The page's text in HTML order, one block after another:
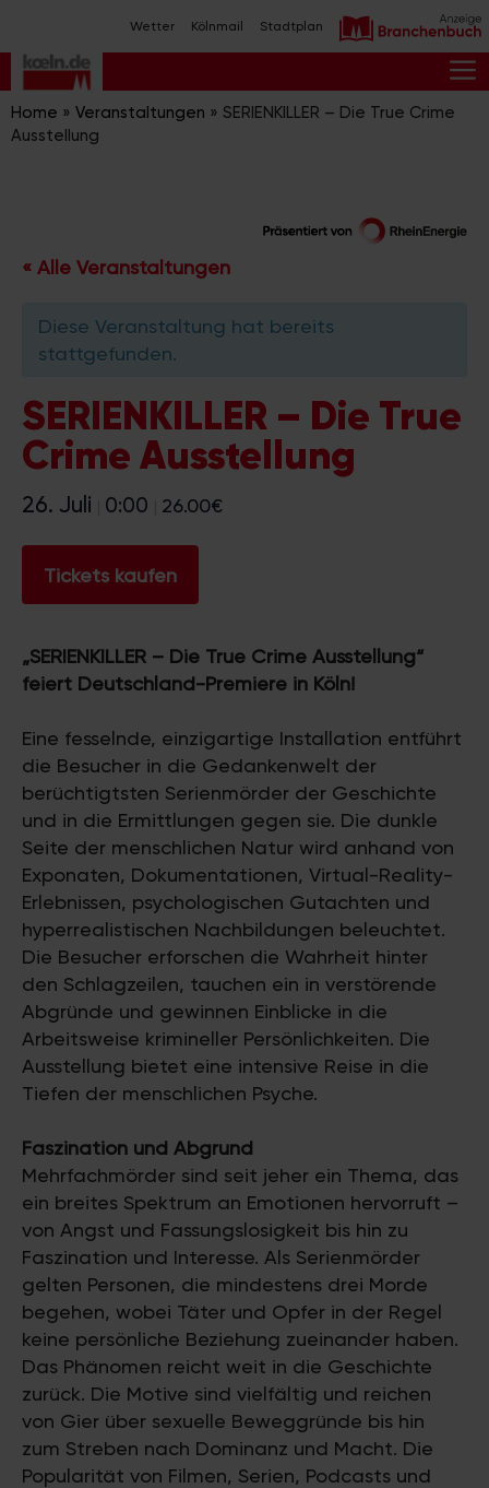
Inhalt
springen
Wetter Kölnmail Stadtplan
Home » Veranstaltungen » SERIENKILLER – Die True Crime
Ausstellung
« Alle Veranstaltungen
Diese Veranstaltung hat bereits
stattgefunden.
SERIENKILLER – Die True
Crime Ausstellung
26. Juli 0:00 26.00€
Tickets kaufen
„SERIENKILLER – Die True Crime Ausstellung“
feiert Deutschland-Premiere in Köln!
Eine fesselnde, einzigartige Installation entführt
die Besucher in die Gedankenwelt der
berüchtigtsten Serienmörder der Geschichte
und in die Ermittlungen gegen sie. Die dunkle
Seite der menschlichen Natur wird anhand von
Exponaten, Dokumentationen, Virtual-Reality-
Erlebnissen, psychologischen Gutachten und
hyperrealistischen Nachbildungen beleuchtet.
Die Besucher erforschen die Wahrheit hinter
den Schlagzeilen, tauchen ein in verstörende
Abgründe und gewinnen Einblicke in die
Arbeitsweise krimineller Persönlichkeiten. Die
Ausstellung bietet eine intensive Reise in die
Tiefen der menschlichen Psyche.
Faszination und Abgrund
Mehrfachmörder sind seit jeher ein Thema, das
ein breites Spektrum an Emotionen hervorruft –
von Angst und Fassungslosigkeit bis hin zu
Faszination und Interesse. Als Serienmörder
gelten Personen, die mindestens drei Morde
begehen, wobei Täter und Opfer in der Regel
keine persönliche Beziehung zueinander haben.
Das Phänomen reicht weit in die Geschichte
zurück. Die Motive sind vielfältig und reichen
von Gier über sexuelle Beweggründe bis hin
zum Streben nach Dominanz und Macht. Die
Popularität von Filmen, Serien, Podcasts und